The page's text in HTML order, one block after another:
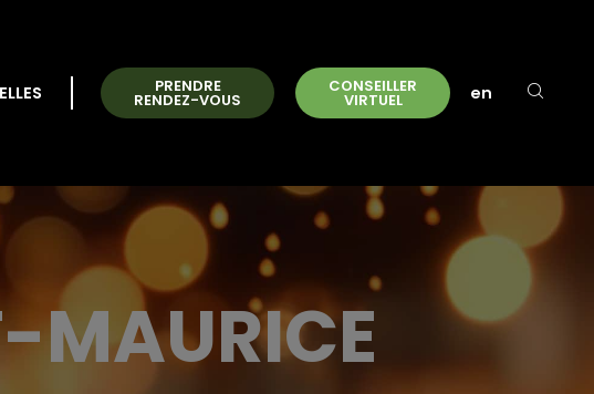
PRENDRE
RENDEZ-VOUS
CONSEILLER
VIRTUEL en
MAURICE